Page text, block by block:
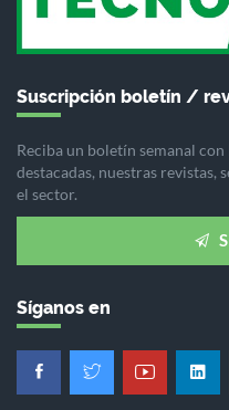
Suscripción boletín /
Reciba un boletín semanal
destacadas, nuestras revistas,
el sector.
Síganos en